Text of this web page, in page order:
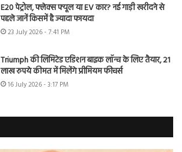
E20 पेट्रोल, फ्लेक्स फ्यूल या EV कार? नई गाड़ी खरीदने से
पहले जानें किसमें है ज्यादा फायदा
23 July 2026 - 7:41 PM
Triumph की लिमिटेड एडिशन बाइक लॉन्च के लिए तैयार, 21
लाख रुपये कीमत में मिलेंगे प्रीमियम फीचर्स
16 July 2026 - 3:17 PM